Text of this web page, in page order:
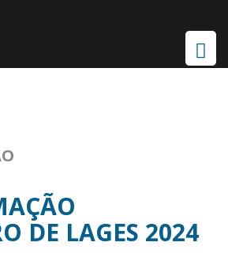
DE LAGES 2024